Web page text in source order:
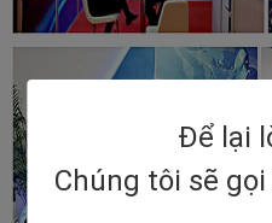
Để lại
Chúng tôi sẽ